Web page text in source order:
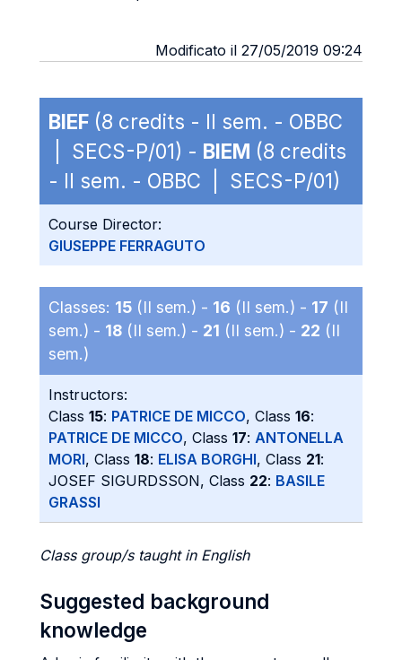
Modificato il 27/05/2019 09:24
BIEF (8 credits - II sem. - OBBC
| SECS-P/01) - BIEM (8 credits
- II sem. - OBBC | SECS-P/01)
Course Director:
GIUSEPPE FERRAGUTO
Classes: 15 (II sem.) - 16 (II sem.) - 17 (II
sem.) - 18 (II sem.) - 21 (II sem.) - 22 (II
sem.)
Instructors:
Class 15: PATRICE DE MICCO, Class 16:
PATRICE DE MICCO, Class 17: ANTONELLA
MORI, Class 18: ELISA BORGHI, Class 21:
JOSEF SIGURDSSON, Class 22: BASILE
GRASSI
Class group/s taught in English
Suggested background
knowledge